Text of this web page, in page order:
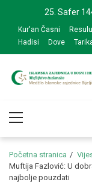
navigation
content
25. Safer
Kur'an Časni
Hadisi
Dove
Menu
Početna stranica
Muftija Fazlović: U
najbolje pouzdati